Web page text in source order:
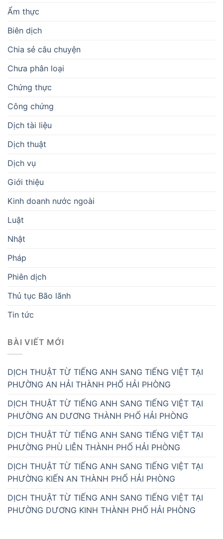
Ẩm thực
Biên dịch
Chia sẻ câu chuyện
Chưa phân loại
Chứng thực
Công chứng
Dịch tài liệu
Dịch thuật
Dịch vụ
Giới thiệu
Kinh doanh nước ngoài
Luật
Nhật
Pháp
Phiên dịch
Thủ tục Bão lãnh
Tin tức
BÀI VIẾT MỚI
DỊCH THUẬT TỪ TIẾNG ANH SANG TIẾNG VIỆT TẠI
PHƯỜNG AN HẢI THÀNH PHỐ HẢI PHÒNG
DỊCH THUẬT TỪ TIẾNG ANH SANG TIẾNG VIỆT TẠI
PHƯỜNG AN DƯƠNG THÀNH PHỐ HẢI PHÒNG
DỊCH THUẬT TỪ TIẾNG ANH SANG TIẾNG VIỆT TẠI
PHƯỜNG PHÙ LIỄN THÀNH PHỐ HẢI PHÒNG
DỊCH THUẬT TỪ TIẾNG ANH SANG TIẾNG VIỆT TẠI
PHƯỜNG KIẾN AN THÀNH PHỐ HẢI PHÒNG
DỊCH THUẬT TỪ TIẾNG ANH SANG TIẾNG VIỆT TẠI
PHƯỜNG DƯƠNG KINH THÀNH PHỐ HẢI PHÒNG